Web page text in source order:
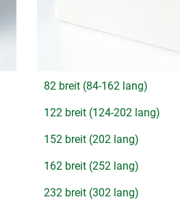
82 breit (84-162 lang)
122 breit (124-202 lang)
152 breit (202 lang)
162 breit (252 lang)
232 breit (302 lang)